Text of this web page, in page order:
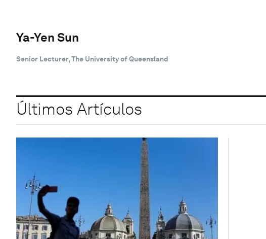
Ya-Yen Sun
Senior Lecturer, The University of Queensland
Últimos Artículos